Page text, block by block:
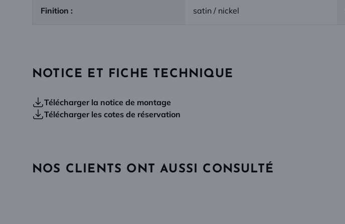
Finition : satin / nickel
NOTICE ET FICHE TECHNIQUE
Télécharger la notice de montage
Télécharger les cotes de réservation
NOS CLIENTS ONT AUSSI CONSULTÉ